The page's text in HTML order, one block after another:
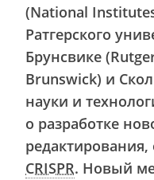
(National
Ратгерского
Брунсвике
Brunswick) и
науки и
о разработке
CRISPR. Новый